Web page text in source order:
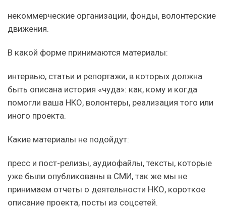
некоммерческие организации, фонды, волонтерские
движения.
В какой форме принимаются материалы:
интервью, статьи и репортажи, в которых должна
быть описана история «чуда»: как, кому и когда
помогли ваша НКО, волонтеры, реализация того или
иного проекта.
Какие материалы не подойдут:
пресс и пост-релизы, аудиофайлы, тексты, которые
уже были опубликованы в СМИ, так же мы не
принимаем отчеты о деятельности НКО, короткое
описание проекта, посты из соцсетей.